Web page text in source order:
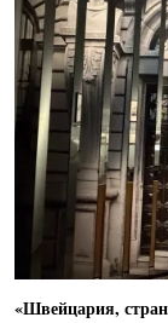
«Швейцария,